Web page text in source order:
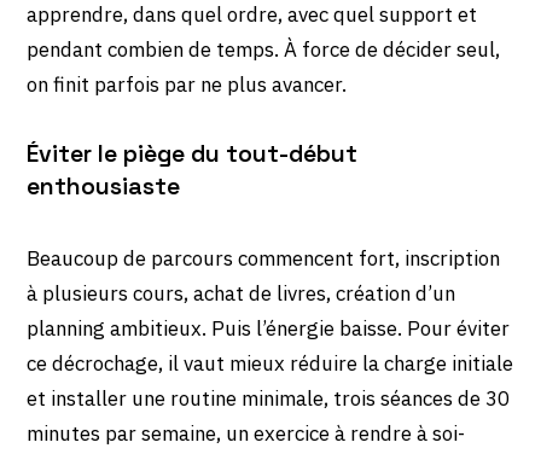
apprendre, dans quel ordre, avec quel support et
pendant combien de temps. À force de décider seul,
on finit parfois par ne plus avancer.
Éviter le piège du tout-début
enthousiaste
Beaucoup de parcours commencent fort, inscription
à plusieurs cours, achat de livres, création d’un
planning ambitieux. Puis l’énergie baisse. Pour éviter
ce décrochage, il vaut mieux réduire la charge initiale
et installer une routine minimale, trois séances de 30
minutes par semaine, un exercice à rendre à soi-